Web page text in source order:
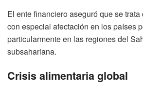
El ente financiero aseguró que se
con especial afectación en los países
particularmente en las regiones del
subsahariana.
Crisis alimentaria global